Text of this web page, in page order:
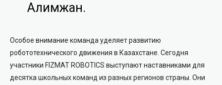
Алимжан.
Особое внимание команда уделяет развитию
робототехнического движения в Казахстане. Сегодня
участники FIZMAT ROBOTICS выступают наставниками для
десятка школьных команд из разных регионов страны. Они